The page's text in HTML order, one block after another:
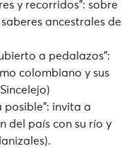
y recorridos”: sobre
ancestrales de
a pedalazos”:
colombiano y sus
posible”: invita a
del país con su río y